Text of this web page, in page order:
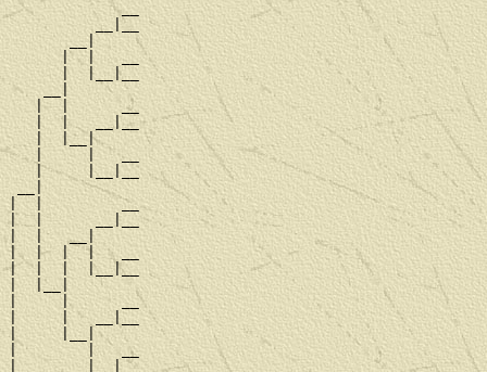
             __
          __|__
       __|
      |  |   __
      |  |__|__
    __|
   |  |      __
   |  |   __|__
   |  |__|
   |     |   __
   |     |__|__
__|
|  |         __
|  |      __|__
|  |   __|
|  |  |  |   __
|  |  |  |__|__
|  |__|
|     |      __
|     |   __|__
|     |__|
|        |   __
|        |__|__